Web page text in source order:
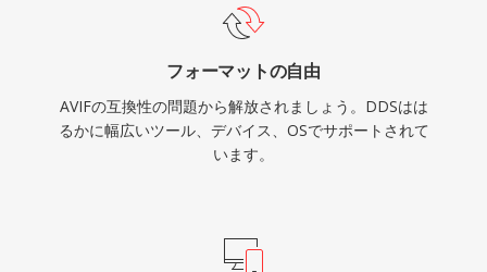
フォーマットの自由
AVIFの互換性の問題から解放されましょう。DDSはは
るかに幅広いツール、デバイス、OSでサポートされて
います。